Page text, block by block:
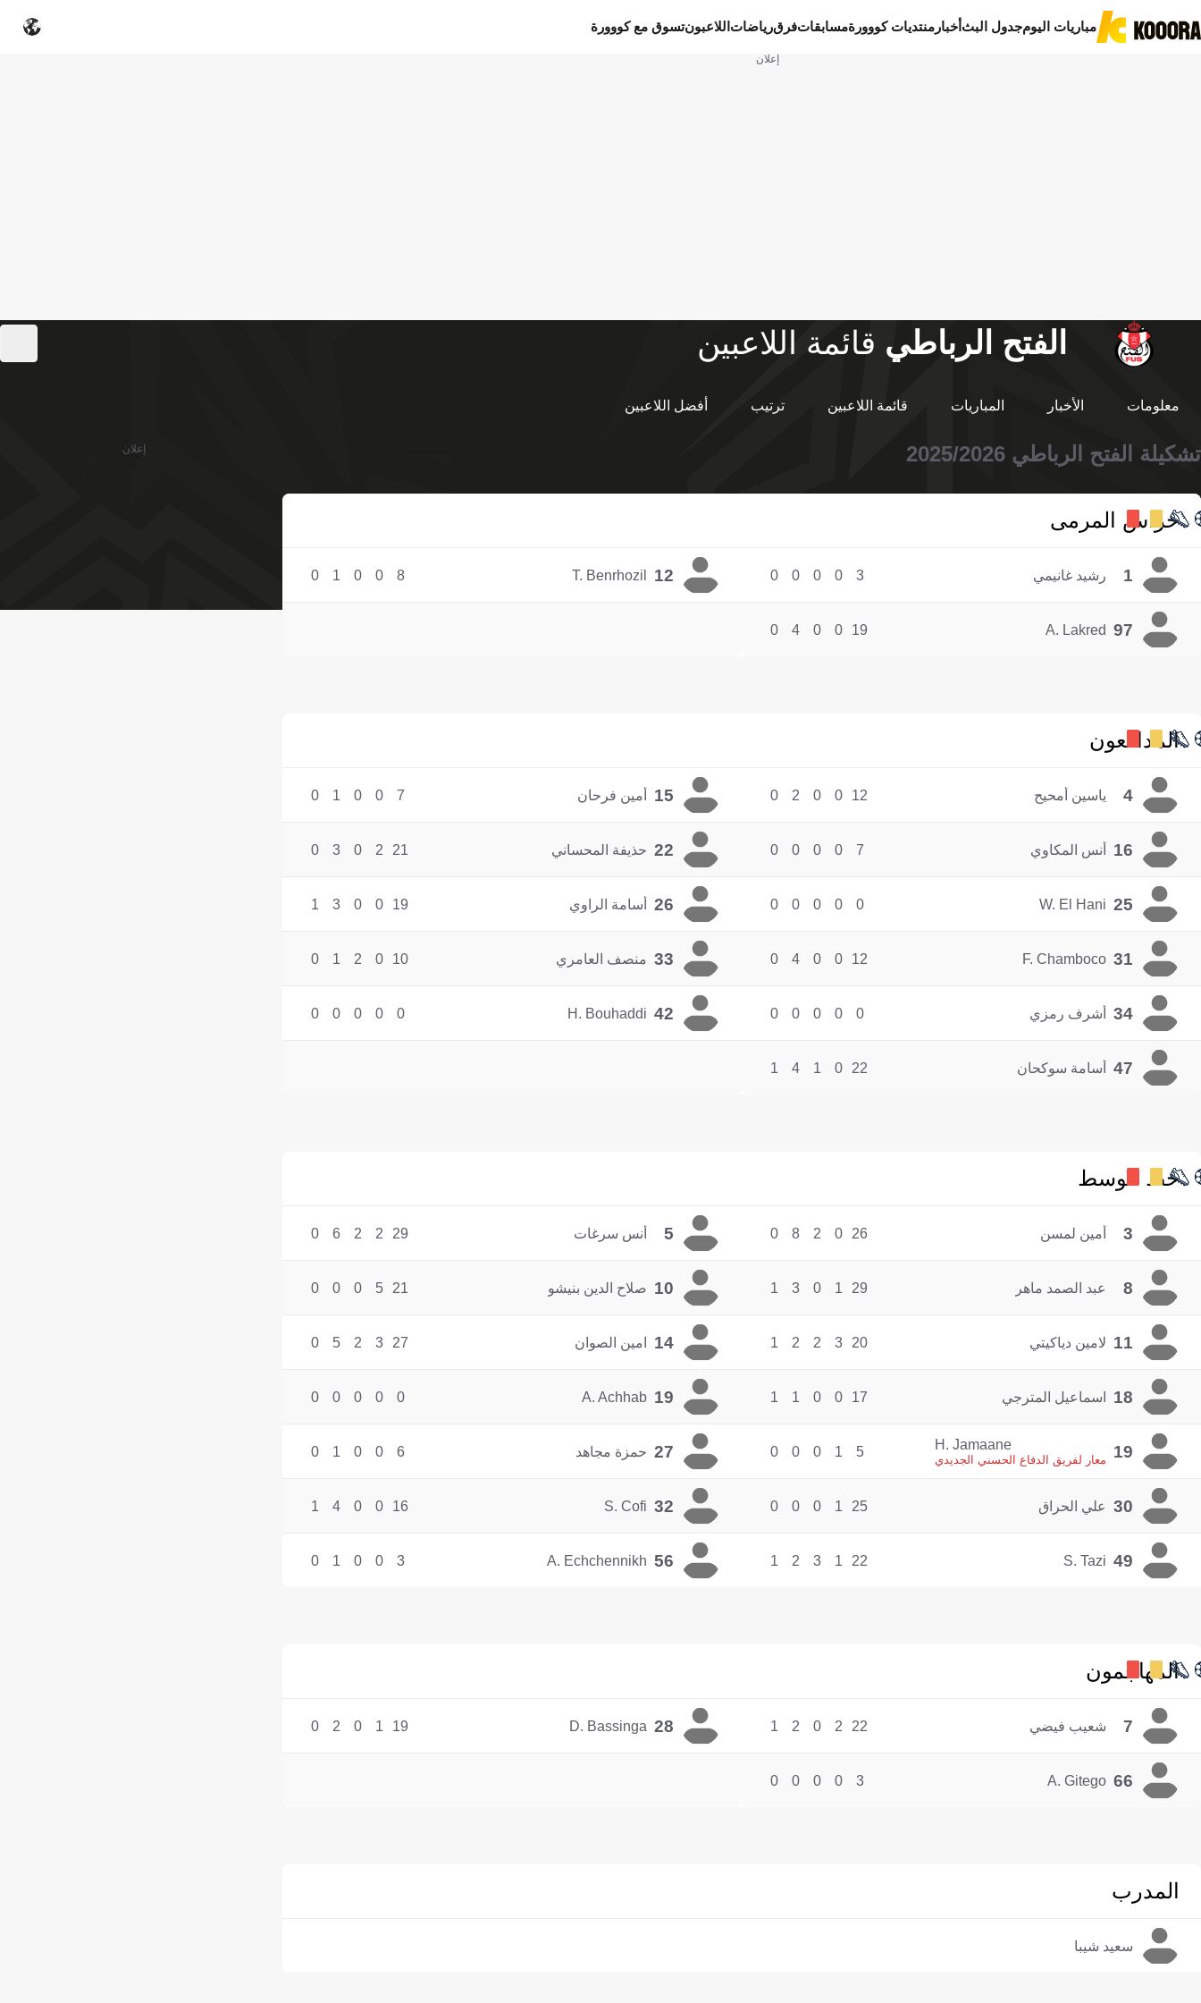
مباريات اليومجدول البثأخبار منتديات كووورةمسابقاتفرقرياضات اللاعبونتسوق مع كووورة
إعلان
الفتح الرباطي قائمة اللاعبين
معلومات الأخبار المباريات قائمة اللاعبين ترتيب أفضل اللاعبين
تشكيلة الفتح الرباطي 2025/2026
حراس المرمى
1 رشيد غانيمي 3
0
0
0
0
12
T. Benrhozil
8
0
0
1
0
97
A. Lakred
19
0
0
4
0
المدافعون
4 ياسين أمحيح 12
0
0
2
0
15 أمين فرحان 7
0
0
1
0
16 أنس المكاوي 7
0
0
0
0
22 حذيفة المحساني 21
2
0
3
0
25
W. El Hani
0
0
0
0
0
26 أسامة الراوي 19
0
0
3
1
31
F. Chamboco
12
0
0
4
0
33 منصف العامري 10
0
2
1
0
34 أشرف رمزي 0
0
0
0
0
42
H. Bouhaddi
0
0
0
0
0
47 أسامة سوكحان 22
0
1
4
1
خط الوسط
3 أمين لمسن 26
0
2
8
0
5 أنس سرغات 29
2
2
6
0
8 عبد الصمد ماهر 29
1
0
3
1
10 صلاح الدين بنيشو 21
5
0
0
0
11 لامين دياكيتي 20
3
2
2
1
14 امين الصوان 27
3
2
5
0
18 اسماعيل المترجي 17
0
0
1
1
19
A. Achhab
0
0
0
0
0
19
H. Jamaane
معار لفريق الدفاع الحسني الجديدي
5
1
0
0
0
27 حمزة مجاهد 6
0
0
1
0
30 علي الحراق 25
1
0
0
0
32
S. Cofi
16
0
0
4
1
49
S. Tazi
22
1
3
2
1
56
A. Echchennikh
3
0
0
1
0
المهاجمون
7 شعيب فيضي 22
2
0
2
1
28
D. Bassinga
19
1
0
2
0
66
A. Gitego
3
0
0
0
0
المدرب
سعيد شيبا
إعلان